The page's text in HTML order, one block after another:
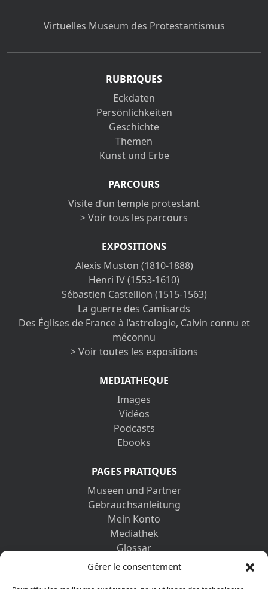
Gérer le consentement
Virtuelles Museum des Protestantismus
RUBRIQUES
Eckdaten
Persönlichkeiten
Geschichte
Themen
Kunst und Erbe
PARCOURS
Visite d’un temple protestant
> Voir tous les parcours
EXPOSITIONS
Alexis Muston (1810-1888)
Henri IV (1553-1610)
Sébastien Castellion (1515-1563)
La guerre des Camisards
Des Églises de France à l’astrologie, Calvin connu et
méconnu
> Voir toutes les expositions
MEDIATHEQUE
Images
Vidéos
Podcasts
Ebooks
PAGES PRATIQUES
Museen und Partner
Gebrauchsanleitung
Mein Konto
Mediathek
Glossar
Kontaktformular